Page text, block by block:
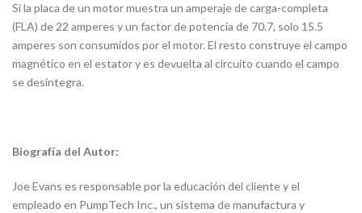
Si la placa de un motor muestra un amperaje de carga-completa
(FLA) de 22 amperes y un factor de potencia de 70.7, solo 15.5
amperes son consumidos por el motor. El resto construye el campo
magnético en el estator y es devuelta al circuito cuando el campo
se desintegra.
Biografía del Autor:
Joe Evans es responsable por la educación del cliente y el
empleado en PumpTech Inc., un sistema de manufactura y